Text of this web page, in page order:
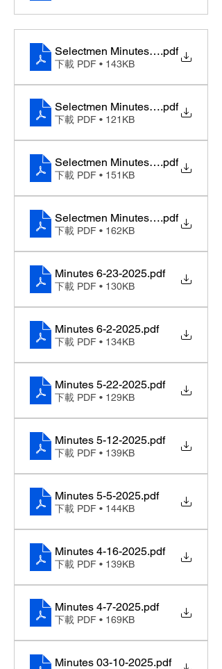
Selectmen Minutes 08-11-2025
.pdf
下載 PDF • 143KB
Selectmen Minutes 07-21-2025
.pdf
下載 PDF • 121KB
Selectmen Minutes 07-16-2025
.pdf
下載 PDF • 151KB
Selectmen Minutes 07-09-2025
.pdf
下載 PDF • 162KB
Minutes 6-23-2025.pdf
下載 PDF • 130KB
Minutes 6-2-2025.pdf
下載 PDF • 134KB
Minutes 5-22-2025.pdf
下載 PDF • 129KB
Minutes 5-12-2025.pdf
下載 PDF • 139KB
Minutes 5-5-2025.pdf
下載 PDF • 144KB
Minutes 4-16-2025.pdf
下載 PDF • 139KB
Minutes 4-7-2025.pdf
下載 PDF • 169KB
Minutes 03-10-2025.pdf